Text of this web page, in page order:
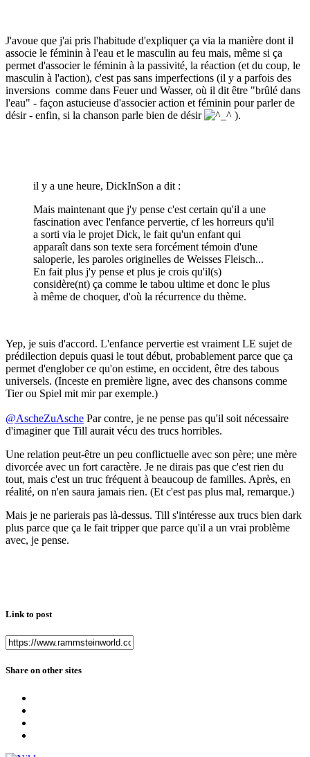
J'avoue que j'ai pris l'habitude d'expliquer ça via la manière dont il
associe le féminin à l'eau et le masculin au feu mais, même si ça
permet d'associer le féminin à la passivité, la réaction (et du coup, le
masculin à l'action), c'est pas sans imperfections (il y a parfois des
inversions comme dans Feuer und Wasser, où il dit être "brûlé dans
l'eau" - façon astucieuse d'associer action et féminin pour parler de
désir - enfin, si la chanson parle bien de désir
).
il y a une heure, DickInSon a dit :
Mais maintenant que j'y pense c'est certain qu'il a une
fascination avec l'enfance pervertie, cf les horreurs qu'il
a sorti via le projet Dick, le fait qu'un enfant qui
apparaît dans son texte sera forcément témoin d'une
saloperie, les paroles originelles de Weisses Fleisch...
En fait plus j'y pense et plus je crois qu'il(s)
considère(nt) ça comme le tabou ultime et donc le plus
à même de choquer, d'où la récurrence du thème.
Yep, je suis d'accord. L'enfance pervertie est vraiment LE sujet de
prédilection depuis quasi le tout début, probablement parce que ça
permet d'englober ce qu'on estime, en occident, être des tabous
universels. (Inceste en première ligne, avec des chansons comme
Tier ou Spiel mit mir par exemple.)
@AscheZuAsche Par contre, je ne pense pas qu'il soit nécessaire
d'imaginer que Till aurait vécu des trucs horribles.
Une relation peut-être un peu conflictuelle avec son père; une mère
divorcée avec un fort caractère. Je ne dirais pas que c'est rien du
tout, mais c'est un truc fréquent à beaucoup de familles. Après, en
réalité, on n'en saura jamais rien. (Et c'est pas plus mal, remarque.)
Mais je ne parierais pas là-dessus. Till s'intéresse aux trucs bien dark
plus parce que ça le fait tripper que parce qu'il a un vrai problème
avec, je pense.
Link to post
Share on other sites